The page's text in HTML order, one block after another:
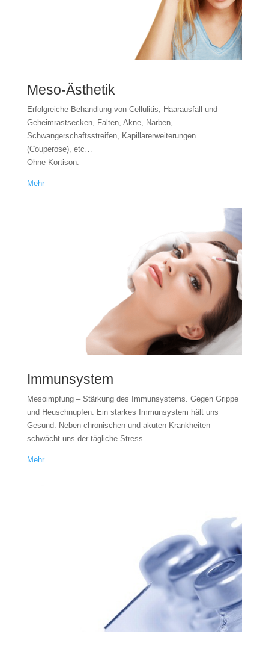
Meso-Ästhetik
Erfolgreiche Behandlung von Cellulitis, Haarausfall und
Geheimrastsecken, Falten, Akne, Narben,
Schwangerschaftsstreifen, Kapillarerweiterungen
(Couperose), etc…
Ohne Kortison.
Mehr
Immunsystem
Mesoimpfung – Stärkung des Immunsystems. Gegen Grippe
und Heuschnupfen. Ein starkes Immunsystem hält uns
Gesund. Neben chronischen und akuten Krankheiten
schwächt uns der tägliche Stress.
Mehr